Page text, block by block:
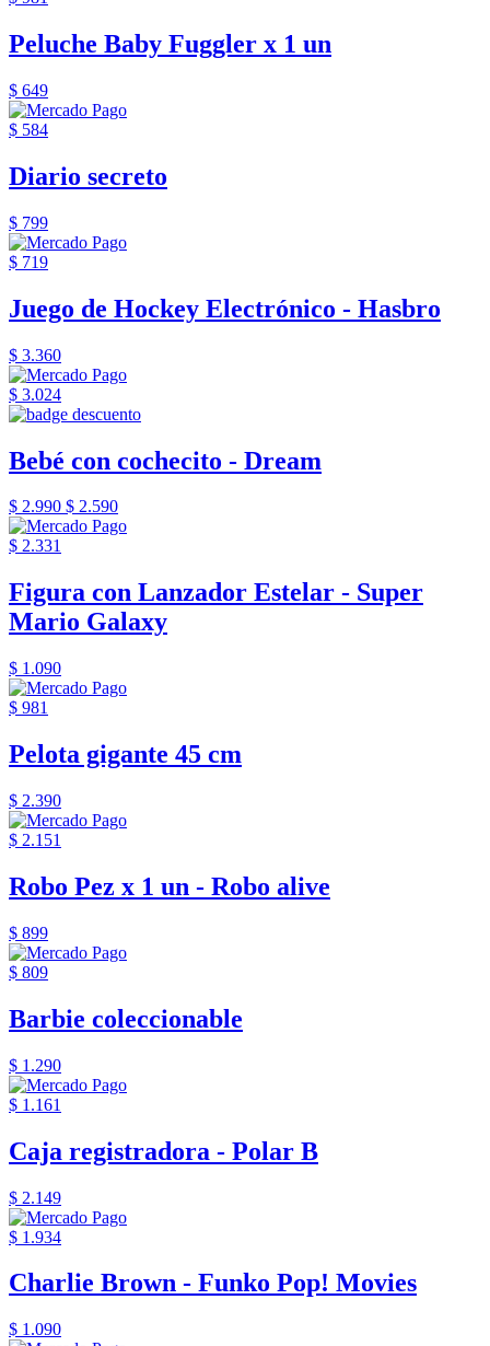
Peluche Baby Fuggler x 1 un
$ 649
$ 584
Diario secreto
$ 799
$ 719
Juego de Hockey Electrónico - Hasbro
$ 3.360
$ 3.024
Bebé con cochecito - Dream
$ 2.990 $ 2.590
$ 2.331
Figura con Lanzador Estelar - Super
Mario Galaxy
$ 1.090
$ 981
Pelota gigante 45 cm
$ 2.390
$ 2.151
Robo Pez x 1 un - Robo alive
$ 899
$ 809
Barbie coleccionable
$ 1.290
$ 1.161
Caja registradora - Polar B
$ 2.149
$ 1.934
Charlie Brown - Funko Pop! Movies
$ 1.090